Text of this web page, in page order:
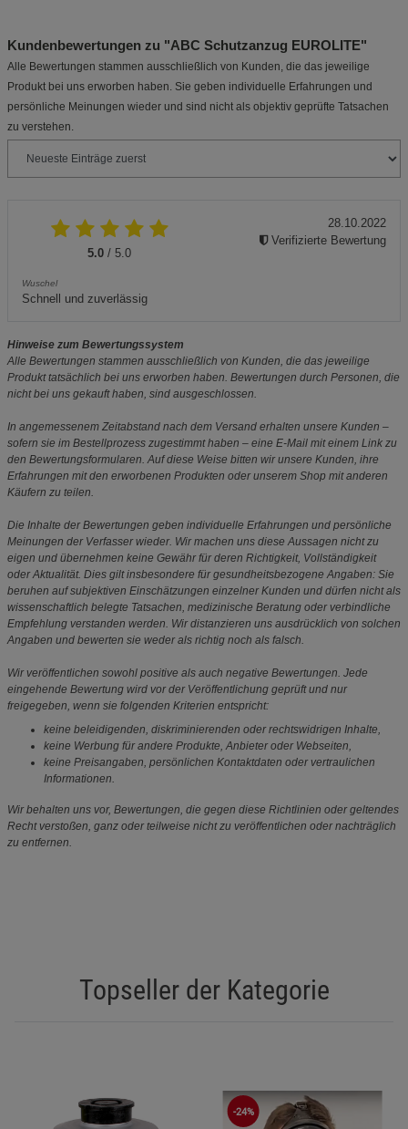
Kundenbewertungen zu "ABC Schutzanzug EUROLITE"
Alle Bewertungen stammen ausschließlich von Kunden, die das jeweilige
Produkt bei uns erworben haben. Sie geben individuelle Erfahrungen und
persönliche Meinungen wieder und sind nicht als objektiv geprüfte Tatsachen
zu verstehen.
5.0 / 5.0
Wuschel
Schnell und zuverlässig
28.10.2022
Verifizierte Bewertung
Hinweise zum Bewertungssystem
Alle Bewertungen stammen ausschließlich von Kunden, die das jeweilige
Produkt tatsächlich bei uns erworben haben. Bewertungen durch Personen, die
nicht bei uns gekauft haben, sind ausgeschlossen.
In angemessenem Zeitabstand nach dem Versand erhalten unsere Kunden –
sofern sie im Bestellprozess zugestimmt haben – eine E-Mail mit einem Link zu
den Bewertungsformularen. Auf diese Weise bitten wir unsere Kunden, ihre
Erfahrungen mit den erworbenen Produkten oder unserem Shop mit anderen
Käufern zu teilen.
Die Inhalte der Bewertungen geben individuelle Erfahrungen und persönliche
Meinungen der Verfasser wieder. Wir machen uns diese Aussagen nicht zu
eigen und übernehmen keine Gewähr für deren Richtigkeit, Vollständigkeit
oder Aktualität. Dies gilt insbesondere für gesundheitsbezogene Angaben: Sie
beruhen auf subjektiven Einschätzungen einzelner Kunden und dürfen nicht als
wissenschaftlich belegte Tatsachen, medizinische Beratung oder verbindliche
Empfehlung verstanden werden. Wir distanzieren uns ausdrücklich von solchen
Angaben und bewerten sie weder als richtig noch als falsch.
Wir veröffentlichen sowohl positive als auch negative Bewertungen. Jede
eingehende Bewertung wird vor der Veröffentlichung geprüft und nur
freigegeben, wenn sie folgenden Kriterien entspricht:
keine beleidigenden, diskriminierenden oder rechtswidrigen Inhalte,
keine Werbung für andere Produkte, Anbieter oder Webseiten,
keine Preisangaben, persönlichen Kontaktdaten oder vertraulichen
Informationen.
Wir behalten uns vor, Bewertungen, die gegen diese Richtlinien oder geltendes
Recht verstoßen, ganz oder teilweise nicht zu veröffentlichen oder nachträglich
zu entfernen.
Topseller der Kategorie
-24%